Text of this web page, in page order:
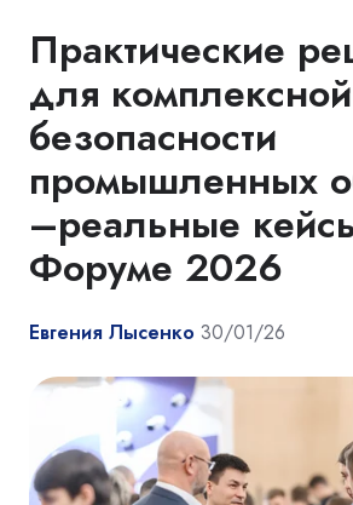
Практические
для комплексной
безопасности
промышленных
–реальные
Форуме 2026
Евгения Лысенко 30/01/26